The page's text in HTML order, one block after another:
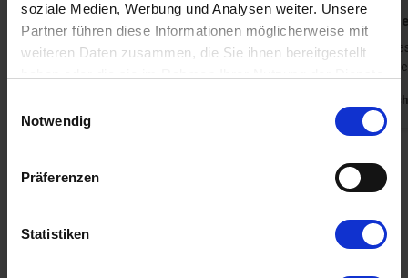
soziale Medien, Werbung und Analysen weiter. Unsere
Partner führen diese Informationen möglicherweise mit
weiteren Daten zusammen, die Sie ihnen bereitgestellt
Cookies, wenn Sie unsere Webseite weiterhin nutzen.
Notwendig
Präferenzen
Statistiken
Juni 2026
Wir waren rundum zufrieden.
Deutschland
Gast aus
Liebevoll